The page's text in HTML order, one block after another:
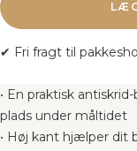
✔ Fri fragt til
• En praktisk
plads under måltidet
• Høj kant hjælper dit